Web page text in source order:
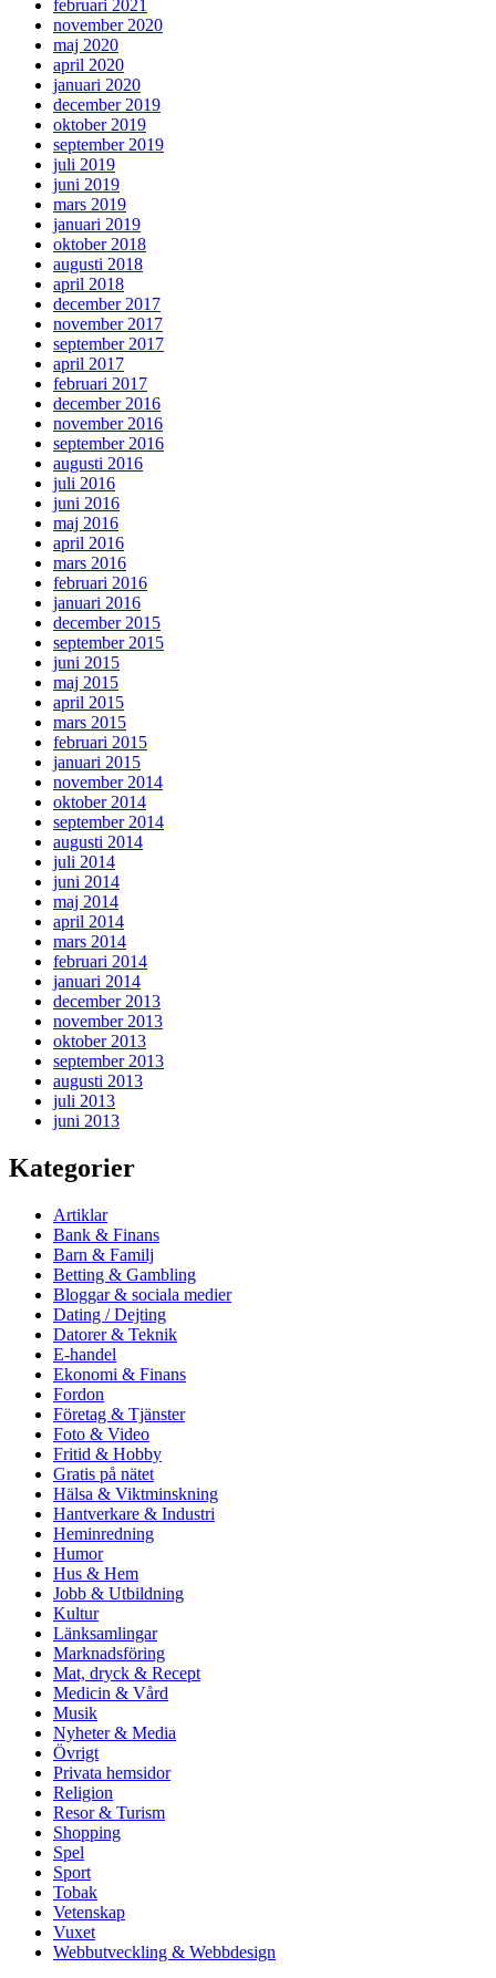
februari 2021
november 2020
maj 2020
april 2020
januari 2020
december 2019
oktober 2019
september 2019
juli 2019
juni 2019
mars 2019
januari 2019
oktober 2018
augusti 2018
april 2018
december 2017
november 2017
september 2017
april 2017
februari 2017
december 2016
november 2016
september 2016
augusti 2016
juli 2016
juni 2016
maj 2016
april 2016
mars 2016
februari 2016
januari 2016
december 2015
september 2015
juni 2015
maj 2015
april 2015
mars 2015
februari 2015
januari 2015
november 2014
oktober 2014
september 2014
augusti 2014
juli 2014
juni 2014
maj 2014
april 2014
mars 2014
februari 2014
januari 2014
december 2013
november 2013
oktober 2013
september 2013
augusti 2013
juli 2013
juni 2013
Kategorier
Artiklar
Bank & Finans
Barn & Familj
Betting & Gambling
Bloggar & sociala medier
Dating / Dejting
Datorer & Teknik
E-handel
Ekonomi & Finans
Fordon
Företag & Tjänster
Foto & Video
Fritid & Hobby
Gratis på nätet
Hälsa & Viktminskning
Hantverkare & Industri
Heminredning
Humor
Hus & Hem
Jobb & Utbildning
Kultur
Länksamlingar
Marknadsföring
Mat, dryck & Recept
Medicin & Vård
Musik
Nyheter & Media
Övrigt
Privata hemsidor
Religion
Resor & Turism
Shopping
Spel
Sport
Tobak
Vetenskap
Vuxet
Webbutveckling & Webbdesign